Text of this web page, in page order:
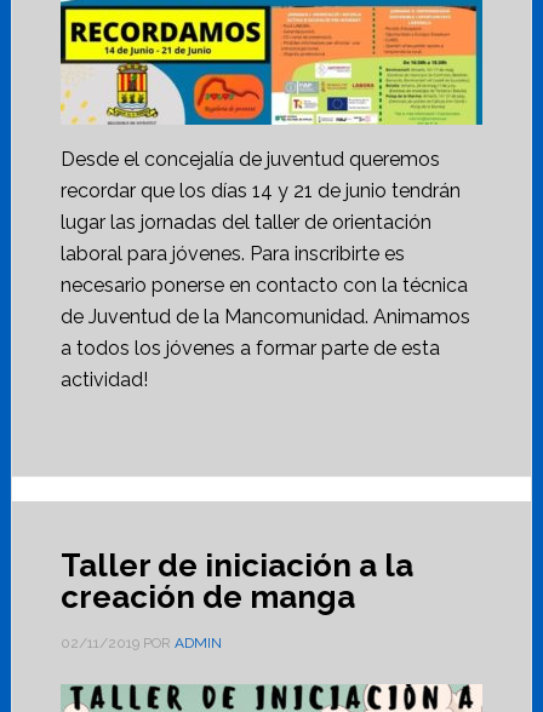
Desde el concejalía de juventud queremos
recordar que los días 14 y 21 de junio tendrán
lugar las jornadas del taller de orientación
laboral para jóvenes. Para inscribirte es
necesario ponerse en contacto con la técnica
de Juventud de la Mancomunidad. Animamos
a todos los jóvenes a formar parte de esta
actividad!
Taller de iniciación a la
creación de manga
02/11/2019POR ADMIN